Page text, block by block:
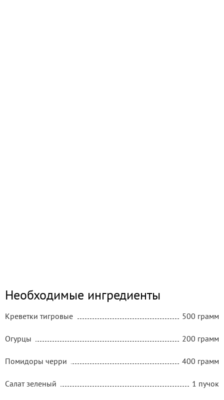
Необходимые ингредиенты
Креветки тигровые 500 грамм
Огурцы 200 грамм
Помидоры черри 400 грамм
Салат зеленый 1 пучок